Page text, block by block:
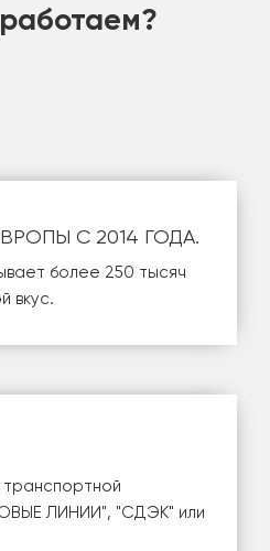
С 2014 ГОДА.
более 250 тысяч
вкус.
ЛИНИИ", "СДЭК" или